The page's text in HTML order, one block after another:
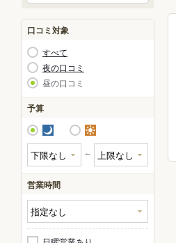
口コミ対象
すべて
夜の口コミ
昼の口コミ
予算
夜 昼
～
営業時間